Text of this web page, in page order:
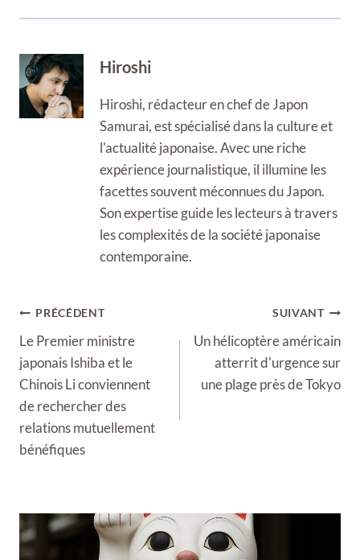
Hiroshi
Hiroshi, rédacteur en chef de Japon
Samurai, est spécialisé dans la culture et
l'actualité japonaise. Avec une riche
expérience journalistique, il illumine les
facettes souvent méconnues du Japon.
Son expertise guide les lecteurs à travers
les complexités de la société japonaise
contemporaine.
Navigation
de
l’article
PRÉCÉDENT
Le Premier ministre
japonais Ishiba et le
Chinois Li conviennent
de rechercher des
relations mutuellement
bénéfiques
SUIVANT
Un hélicoptère américain
atterrit d'urgence sur
une plage près de Tokyo